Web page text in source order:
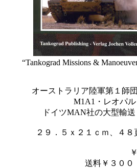
“Tankograd Missions &
オーストラリア陸軍第１師
M1A1・レオパ
ドイツMAN社の大型輸
２９．５ｘ２１ｃｍ、４
送料￥３００